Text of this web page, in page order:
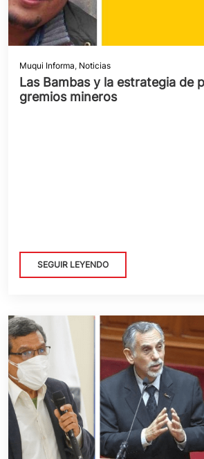
Muqui Informa, Noticias
Las Bambas y la estrategia de
gremios mineros
SEGUIR LEYENDO